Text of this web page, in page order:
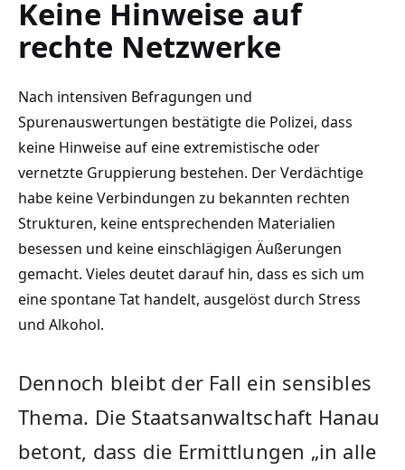
Keine Hinweise auf
rechte Netzwerke
Nach intensiven Befragungen und
Spurenauswertungen bestätigte die Polizei, dass
keine Hinweise auf eine extremistische oder
vernetzte Gruppierung bestehen. Der Verdächtige
habe keine Verbindungen zu bekannten rechten
Strukturen, keine entsprechenden Materialien
besessen und keine einschlägigen Äußerungen
gemacht. Vieles deutet darauf hin, dass es sich um
eine spontane Tat handelt, ausgelöst durch Stress
und Alkohol.
Dennoch bleibt der Fall ein sensibles
Thema. Die Staatsanwaltschaft Hanau
betont, dass die Ermittlungen „in alle